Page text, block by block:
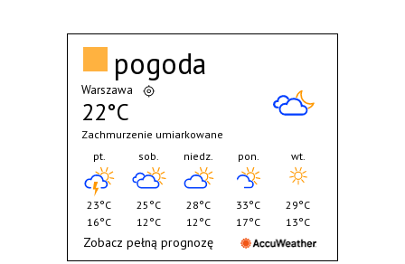
pogoda
Warszawa
22°C
Zachmurzenie umiarkowane
pt.
23°C
16°C
sob.
25°C
12°C
niedz.
28°C
12°C
pon.
33°C
17°C
wt.
29°C
13°C
Zobacz pełną prognozę